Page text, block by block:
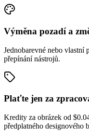
Výměna pozadí a
Jednobarevné nebo
přepínání nástrojů.
Plaťte jen za
Kredity za obrázek od
předplatného designového